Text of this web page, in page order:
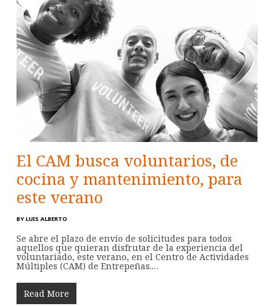
El CAM busca voluntarios, de
cocina y mantenimiento, para
este verano
BY LUIS ALBERTO
Se abre el plazo de envío de solicitudes para todos
aquellos que quieran disfrutar de la experiencia del
voluntariado, este verano, en el Centro de Actividades
Múltiples (CAM) de Entrepeñas.…
Read More